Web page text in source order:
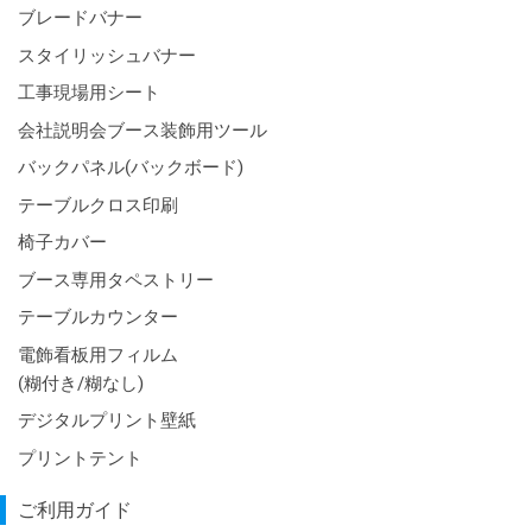
ブレードバナー
スタイリッシュバナー
工事現場用シート
会社説明会ブース装飾用ツール
バックパネル(バックボード)
テーブルクロス印刷
椅子カバー
ブース専用タペストリー
テーブルカウンター
電飾看板用フィルム
(糊付き/糊なし)
デジタルプリント壁紙
プリントテント
ご利用ガイド